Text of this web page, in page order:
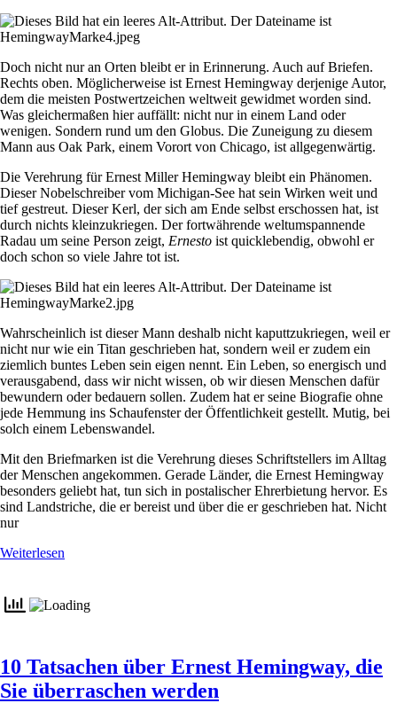
Doch nicht nur an Orten bleibt er in Erinnerung. Auch auf Briefen.
Rechts oben. Möglicherweise ist Ernest Hemingway derjenige Autor,
dem die meisten Postwertzeichen weltweit gewidmet worden sind.
Was gleichermaßen hier auffällt: nicht nur in einem Land oder
wenigen. Sondern rund um den Globus. Die Zuneigung zu diesem
Mann aus Oak Park, einem Vorort von Chicago, ist allgegenwärtig.
Die Verehrung für Ernest Miller Hemingway bleibt ein Phänomen.
Dieser Nobelschreiber vom Michigan-See hat sein Wirken weit und
tief gestreut. Dieser Kerl, der sich am Ende selbst erschossen hat, ist
durch nichts kleinzukriegen. Der fortwährende weltumspannende
Radau um seine Person zeigt, Ernesto ist quicklebendig, obwohl er
doch schon so viele Jahre tot ist.
Wahrscheinlich ist dieser Mann deshalb nicht kaputtzukriegen, weil er
nicht nur wie ein Titan geschrieben hat, sondern weil er zudem ein
ziemlich buntes Leben sein eigen nennt. Ein Leben, so energisch und
verausgabend, dass wir nicht wissen, ob wir diesen Menschen dafür
bewundern oder bedauern sollen. Zudem hat er seine Biografie ohne
jede Hemmung ins Schaufenster der Öffentlichkeit gestellt. Mutig, bei
solch einem Lebenswandel.
Mit den Briefmarken ist die Verehrung dieses Schriftstellers im Alltag
der Menschen angekommen. Gerade Länder, die Ernest Hemingway
besonders geliebt hat, tun sich in postalischer Ehrerbietung hervor. Es
sind Landstriche, die er bereist und über die er geschrieben hat. Nicht
nur
Weiterlesen
10 Tatsachen über Ernest Hemingway, die
Sie überraschen werden